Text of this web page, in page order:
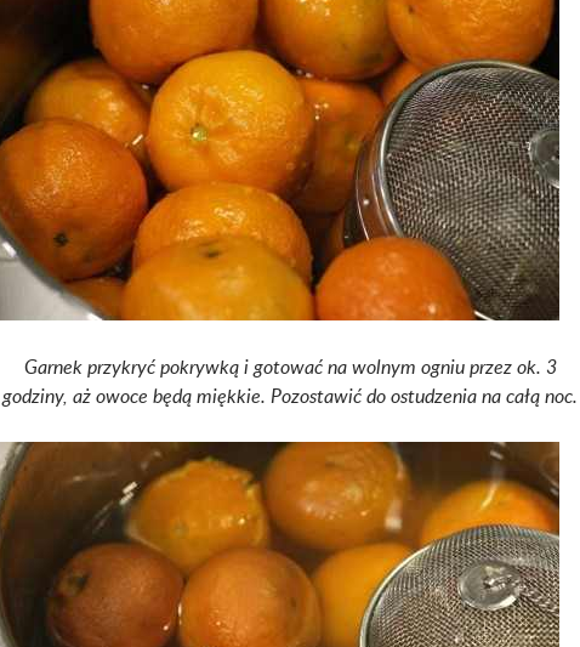
Garnek przykryć pokrywką i gotować na wolnym ogniu przez ok. 3
godziny, aż owoce będą miękkie. Pozostawić do ostudzenia na całą noc.